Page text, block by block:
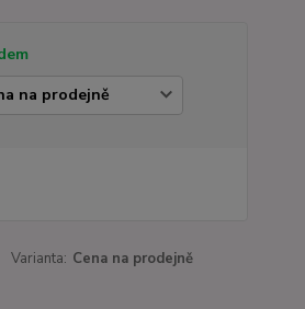
Varianta: Cena na prodejně